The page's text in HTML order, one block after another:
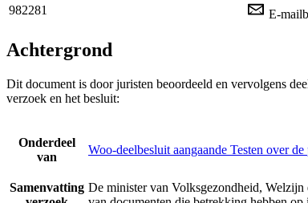
982281
E-
Achtergrond
Dit document is door juristen beoordeeld en vervolgens
verzoek en het besluit:
Onderdeel
van
Woo-deelbesluit aangaande Testen over
Samenvatting De minister van Volksgezondheid, Welzijn